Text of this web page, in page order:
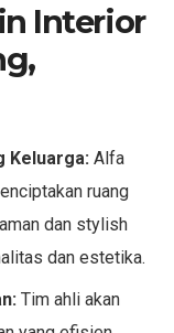
Interior
Keluarga: Alfa
ruang
dan stylish
dan estetika.
Tim ahli akan